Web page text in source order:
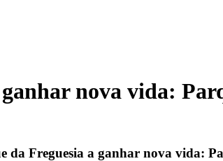
nova vida:
da Freguesia a ganhar nova vida: